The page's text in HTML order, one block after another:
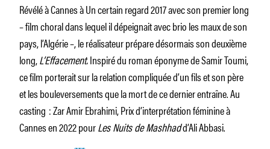
Révélé à Cannes à Un certain regard 2017 avec son premier long
– film choral dans lequel il dépeignait avec brio les maux de son
pays, l’Algérie –, le réalisateur prépare désormais son deuxième
long,L’Effacement.Inspiré du roman éponyme de Samir Toumi,
ce film porterait sur la relation compliquée d’un fils et son père
et les bouleversements que la mort de ce dernier entraîne. Au
casting : Zar Amir Ebrahimi, Prix d’interprétation féminine à
Cannes en 2022 pourLes Nuits de Mashhadd’Ali Abbasi.